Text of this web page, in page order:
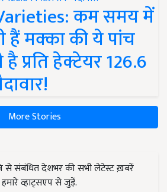
कम समय में
हैं मक्का की ये पांच
प्रति हेक्टेयर 126.6
More Stories
से संबंधित देशभर की सभी लेटेस्ट ख़बरें
व्हाट्सएप से जुड़ें.